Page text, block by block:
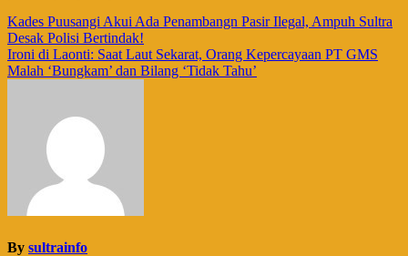
Navigasi
pos
Kades Puusangi Akui Ada Penambangn Pasir Ilegal, Ampuh Sultra
Desak Polisi Bertindak!
Ironi di Laonti: Saat Laut Sekarat, Orang Kepercayaan PT GMS
Malah ‘Bungkam’ dan Bilang ‘Tidak Tahu’
By sultrainfo